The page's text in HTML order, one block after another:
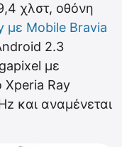
χλστ, οθόνη
με Mobile Bravia
2.3
με
Xperia Ray
και αναμένεται